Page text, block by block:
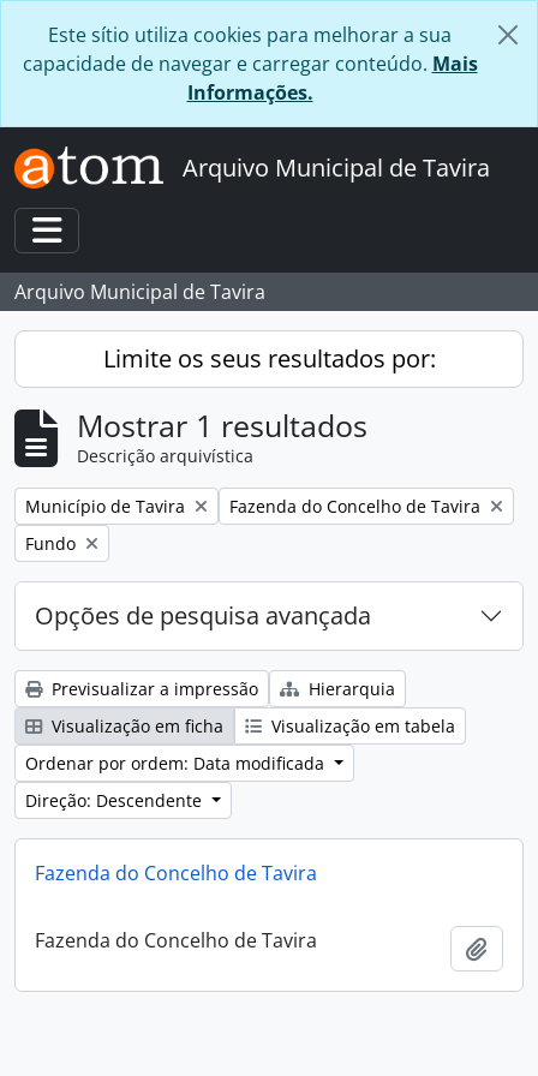
Este sítio utiliza cookies para melhorar a sua
capacidade de navegar e carregar conteúdo. Mais
Informações.
Arquivo Municipal de Tavira
Toggle navigation
Arquivo Municipal de Tavira
Limite os seus resultados por:
Mostrar 1 resultados
Descrição arquivística
Remover filtro:
Município de Tavira Remover filtro:
Fazenda do Concelho de Tavira
Remover filtro:
Fundo
Opções de pesquisa avançada
Previsualizar a impressão
Hierarquia
Visualização em ficha
Visualização em tabela
Ordenar por ordem: Data modificada
Direção: Descendente
Fazenda do Concelho de Tavira
Fazenda do Concelho de Tavira